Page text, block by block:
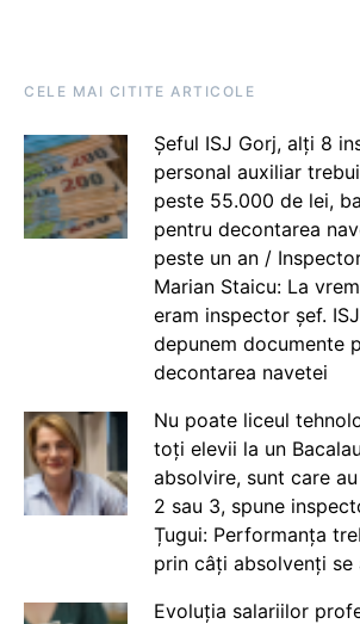
CELE MAI CITITE ARTICOLE
Șeful ISJ Gorj, alți 8
personal auxiliar
peste 55.000 de lei,
pentru decontarea
peste un an /
Marian Staicu: La
eram inspector șef.
depunem documente
decontarea navetei
Nu poate liceul
toți elevii la un
absolvire, sunt care
2 sau 3, spune
Țugui: Performanța
prin câți absolvenți se
Evoluția salariilor